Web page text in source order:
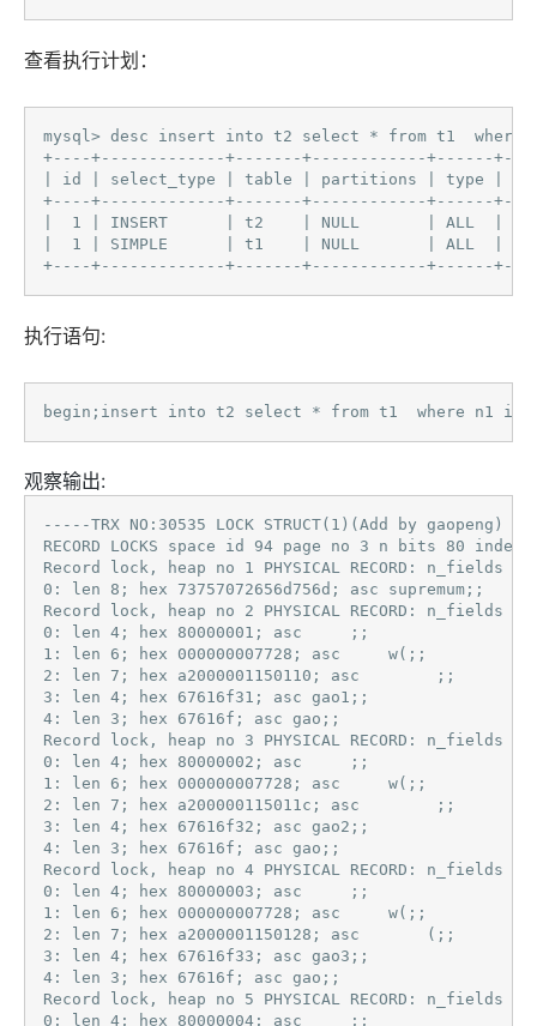
查看执行计划：
mysql> desc insert into t2 select * from t1
+----+-------------+-------+------------+------
| id | select_type | table | partitions | type |
+----+-------------+-------+------------+------
|  1 | INSERT      | t2    | NULL       | ALL  |
|  1 | SIMPLE      | t1    | NULL       | ALL  |
+----+-------------+-------+------------+------
执行语句:
begin;insert into t2 select * from t1  where n1
观察输出:
-----TRX NO:30535 LOCK STRUCT(1)(Add by gaopeng)
RECORD LOCKS space id 94 page no 3 n bits 80
Record lock, heap no 1 PHYSICAL RECORD:
0: len 8; hex 73757072656d756d; asc supremum;;
Record lock, heap no 2 PHYSICAL RECORD:
0: len 4; hex 80000001; asc     ;;
1: len 6; hex 000000007728; asc     w(;;
2: len 7; hex a2000001150110; asc        ;;
3: len 4; hex 67616f31; asc gao1;;
4: len 3; hex 67616f; asc gao;;
Record lock, heap no 3 PHYSICAL RECORD:
0: len 4; hex 80000002; asc     ;;
1: len 6; hex 000000007728; asc     w(;;
2: len 7; hex a200000115011c; asc        ;;
3: len 4; hex 67616f32; asc gao2;;
4: len 3; hex 67616f; asc gao;;
Record lock, heap no 4 PHYSICAL RECORD:
0: len 4; hex 80000003; asc     ;;
1: len 6; hex 000000007728; asc     w(;;
2: len 7; hex a2000001150128; asc       (;;
3: len 4; hex 67616f33; asc gao3;;
4: len 3; hex 67616f; asc gao;;
Record lock, heap no 5 PHYSICAL RECORD:
0: len 4; hex 80000004; asc     ;;